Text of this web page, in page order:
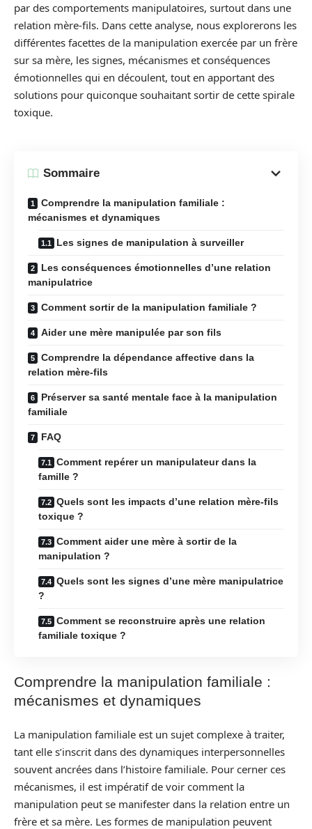
par des comportements manipulatoires, surtout dans une
relation mère-fils. Dans cette analyse, nous explorerons les
différentes facettes de la manipulation exercée par un frère
sur sa mère, les signes, mécanismes et conséquences
émotionnelles qui en découlent, tout en apportant des
solutions pour quiconque souhaitant sortir de cette spirale
toxique.
Sommaire
Comprendre la manipulation familiale :
mécanismes et dynamiques
Les signes de manipulation à surveiller
Les conséquences émotionnelles d’une relation
manipulatrice
Comment sortir de la manipulation familiale ?
Aider une mère manipulée par son fils
Comprendre la dépendance affective dans la
relation mère-fils
Préserver sa santé mentale face à la manipulation
familiale
FAQ
Comment repérer un manipulateur dans la
famille ?
Quels sont les impacts d’une relation mère-fils
toxique ?
Comment aider une mère à sortir de la
manipulation ?
Quels sont les signes d’une mère manipulatrice
?
Comment se reconstruire après une relation
familiale toxique ?
Comprendre la manipulation familiale :
mécanismes et dynamiques
La manipulation familiale est un sujet complexe à traiter,
tant elle s’inscrit dans des dynamiques interpersonnelles
souvent ancrées dans l’histoire familiale. Pour cerner ces
mécanismes, il est impératif de voir comment la
manipulation peut se manifester dans la relation entre un
frère et sa mère. Les formes de manipulation peuvent